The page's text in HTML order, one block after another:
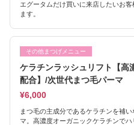
エグータムだけ買いに来店したいお
ます。
その他まつげメニュー
ケラチンラッシュリフト【高
配合】/次世代まつ毛パーマ
¥6,000
まつ毛の主成分であるケラチンを補
マ。高濃度オーガニックケラチンでハ